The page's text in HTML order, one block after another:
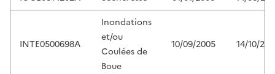
INTE0500698A
Inondations
et/ou
Coulées de
Boue
10/09/2005 14/10/